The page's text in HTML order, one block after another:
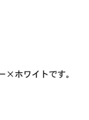
ホワイトです。